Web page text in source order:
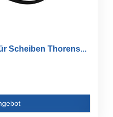
Scheiben Thorens...